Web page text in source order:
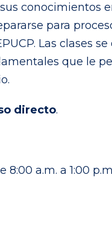
conocimientos
para
Las clases
que le
directo.
8:00 a.m. a 1:00